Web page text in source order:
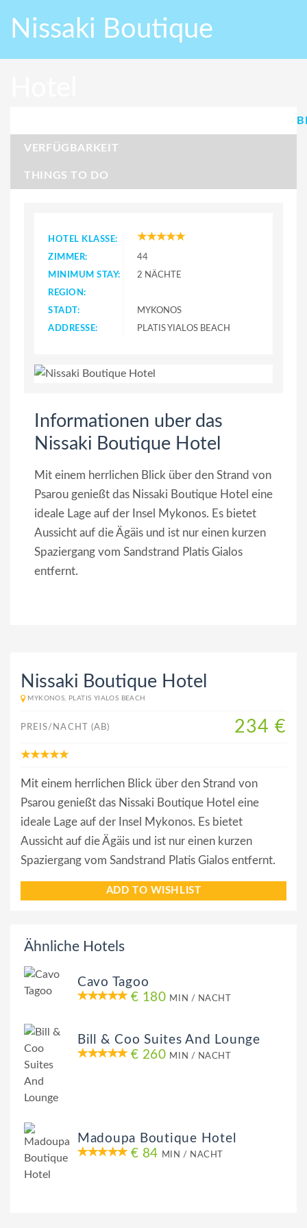
Nissaki Boutique
VERFÜGBARKEIT
THINGS TO DO
HOTEL KLASSE:
ZIMMER:
44
MINIMUM STAY:
2 NÄCHTE
REGION:
STADT:
MYKONOS
ADDRESSE:
PLATIS YIALOS BEACH
Informationen uber das
Nissaki Boutique Hotel
Mit einem herrlichen Blick über den Strand von
Psarou genießt das Nissaki Boutique Hotel eine
ideale Lage auf der Insel Mykonos. Es bietet
Aussicht auf die Ägäis und ist nur einen kurzen
Spaziergang vom Sandstrand Platis Gialos
entfernt.
Nissaki Boutique Hotel
MYKONOS, PLATIS YIALOS BEACH
PREIS/NACHT (AB) 234 €
Mit einem herrlichen Blick über den Strand von
Psarou genießt das Nissaki Boutique Hotel eine
ideale Lage auf der Insel Mykonos. Es bietet
Aussicht auf die Ägäis und ist nur einen kurzen
Spaziergang vom Sandstrand Platis Gialos entfernt.
ADD TO WISHLIST
Ähnliche Hotels
Cavo Tagoo
€ 180 MIN / NACHT
Bill & Coo Suites And Lounge
€ 260 MIN / NACHT
Madoupa Boutique Hotel
€ 84 MIN / NACHT